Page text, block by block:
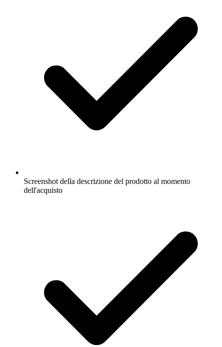
Screenshot della descrizione del prodotto al momento
dell'acquisto